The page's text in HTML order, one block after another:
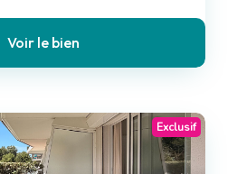
Voir le bien
Exclusif